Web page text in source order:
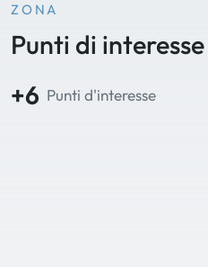
ZONA
Punti di
+6 Punti d'interesse